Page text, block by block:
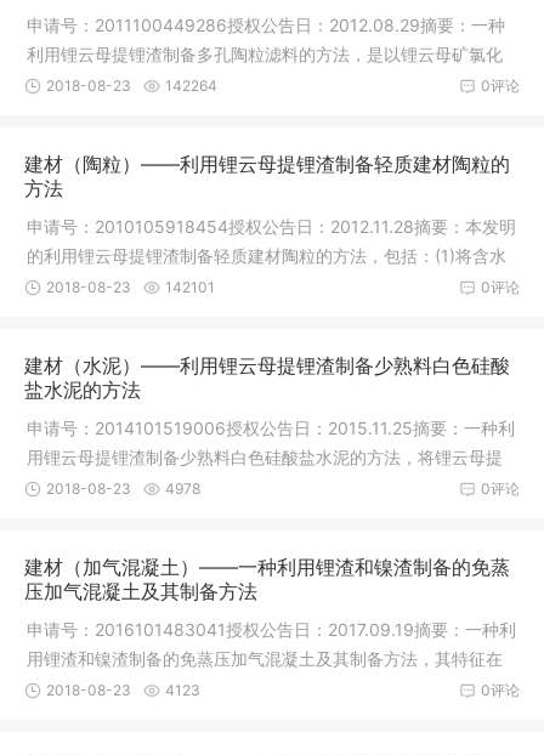
申请号：2011100449286授权公告日：2012.08.29摘要：一种
利用锂云母提锂渣制备多孔陶粒滤料的方法，是以锂云母矿氯化
钠压煮法提
0评论
2018-08-23 142264
建材（陶粒）——利用锂云母提锂渣制备轻质建材陶粒的
方法
申请号：2010105918454授权公告日：2012.11.28摘要：本发明
的利用锂云母提锂渣制备轻质建材陶粒的方法，包括：(1)将含水
量不大于
0评论
2018-08-23 142101
建材（水泥）——利用锂云母提锂渣制备少熟料白色硅酸
盐水泥的方法
申请号：2014101519006授权公告日：2015.11.25摘要：一种利
用锂云母提锂渣制备少熟料白色硅酸盐水泥的方法，将锂云母提
锂渣与白
0评论
2018-08-23 4978
建材（加气混凝土）——一种利用锂渣和镍渣制备的免蒸
压加气混凝土及其制备方法
申请号：2016101483041授权公告日：2017.09.19摘要：一种利
用锂渣和镍渣制备的免蒸压加气混凝土及其制备方法，其特征在
于所述加
0评论
2018-08-23 4123